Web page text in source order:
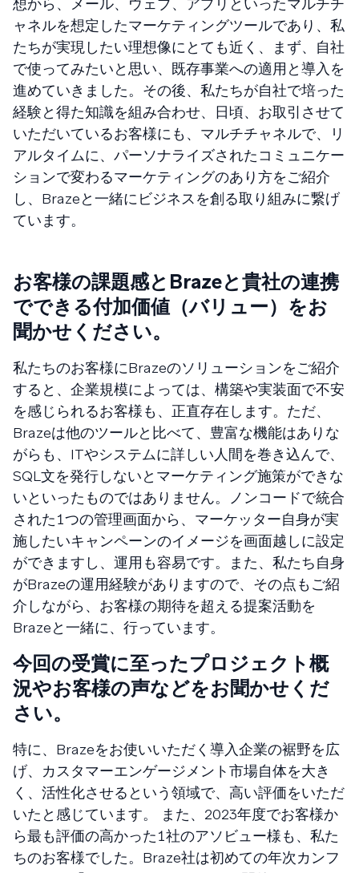
ャネルを想定したマーケティングツールであり、私
たちが実現したい理想像にとても近く、まず、自社
で使ってみたいと思い、既存事業への適用と導入を
進めていきました。その後、私たちが自社で培った
経験と得た知識を組み合わせ、日頃、お取引させて
いただいているお客様にも、マルチチャネルで、リ
アルタイムに、パーソナライズされたコミュニケー
ションで変わるマーケティングのあり方をご紹介
し、Brazeと一緒にビジネスを創る取り組みに繋げ
ています。
お客様の課題感とBrazeと貴社の連携
でできる付加価値（バリュー）をお
聞かせください。
私たちのお客様にBrazeのソリューションをご紹介
すると、企業規模によっては、構築や実装面で不安
を感じられるお客様も、正直存在します。ただ、
Brazeは他のツールと比べて、豊富な機能はありな
がらも、ITやシステムに詳しい人間を巻き込んで、
SQL文を発行しないとマーケティング施策ができな
いといったものではありません。ノンコードで統合
された１つの管理画面から、マーケッター自身が実
施したいキャンペーンのイメージを画面越しに設定
ができますし、運用も容易です。また、私たち自身
がBrazeの運用経験がありますので、その点もご紹
介しながら、お客様の期待を超える提案活動を
Brazeと一緒に、行っています。
今回の受賞に至ったプロジェクト概
況やお客様の声などをお聞かせくだ
さい。
特に、Brazeをお使いいただく導入企業の裾野を広
げ、カスタマーエンゲージメント市場自体を大き
く、活性化させるという領域で、高い評価をいただ
いたと感じています。 また、2023年度でお客様か
ら最も評価の高かった１社のアソビュー様も、私た
ちのお客様でした。Braze社は初めての年次カンフ